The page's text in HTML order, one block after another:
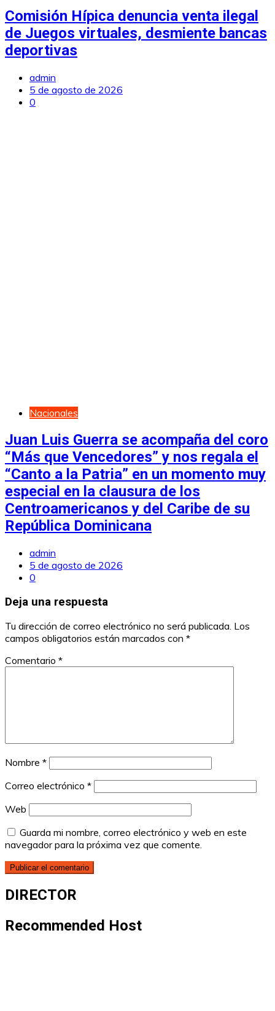
Comisión Hípica denuncia venta ilegal
de Juegos virtuales, desmiente bancas
deportivas
admin
5 de agosto de 2026
0
Nacionales
Juan Luis Guerra se acompaña del coro
“Más que Vencedores” y nos regala el
“Canto a la Patria” en un momento muy
especial en la clausura de los
Centroamericanos y del Caribe de su
República Dominicana
admin
5 de agosto de 2026
0
Deja una respuesta
Tu dirección de correo electrónico no será publicada. Los
campos obligatorios están marcados con *
Comentario *
Nombre *
Correo electrónico *
Web
Guarda mi nombre, correo electrónico y web en este
navegador para la próxima vez que comente.
DIRECTOR
Recommended Host